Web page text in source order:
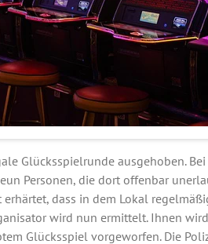
Glücksspielrunde ausgehoben.
Personen, die dort offenbar
dass in dem Lokal
wird nun ermittelt. Ihnen
Glücksspiel vorgeworfen. Die